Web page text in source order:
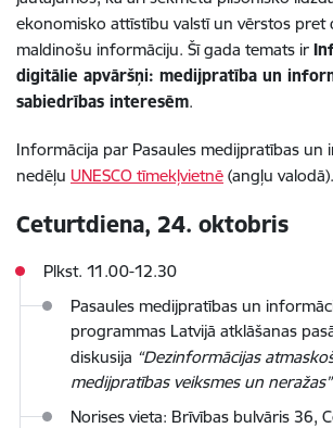
ekonomisko attīstību valstī un vērstos pret
maldinošu informāciju. Šī gada temats ir
digitālie apvāršņi: medijpratība un
sabiedrības interesēm.
Informācija par Pasaules medijpratības un
nedēļu UNESCO tīmekļvietnē (angļu valodā).
Ceturtdiena, 24. oktobris
Plkst. 11.00-12.30
Pasaules medijpratības un
programmas Latvijā atklāšanas
diskusija “Dezinformācijas
medijpratības veiksmes un neražas”
Norises vieta: Brīvības bulvāris 36,